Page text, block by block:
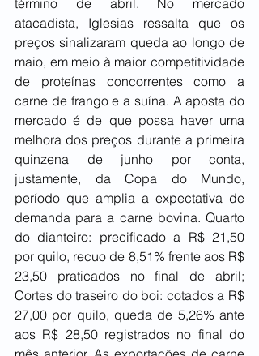
término de abril. No mercado
atacadista, Iglesias ressalta que os
preços sinalizaram queda ao longo de
maio, em meio à maior competitividade
de proteínas concorrentes como a
carne de frango e a suína. A aposta do
mercado é de que possa haver uma
melhora dos preços durante a primeira
quinzena de junho por conta,
justamente, da Copa do Mundo,
período que amplia a expectativa de
demanda para a carne bovina. Quarto
do dianteiro: precificado a R$ 21,50
por quilo, recuo de 8,51% frente aos R$
23,50 praticados no final de abril;
Cortes do traseiro do boi: cotados a R$
27,00 por quilo, queda de 5,26% ante
aos R$ 28,50 registrados no final do